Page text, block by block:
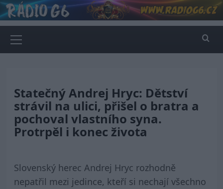
Skip
to
content
Menu
Statečný Andrej Hryc: Dětství
strávil na ulici, přišel o bratra a
pochoval vlastního syna.
Protrpěl i konec života
Slovenský herec Andrej Hryc rozhodně
nepatřil mezi jedince, kteří si nechají všechno